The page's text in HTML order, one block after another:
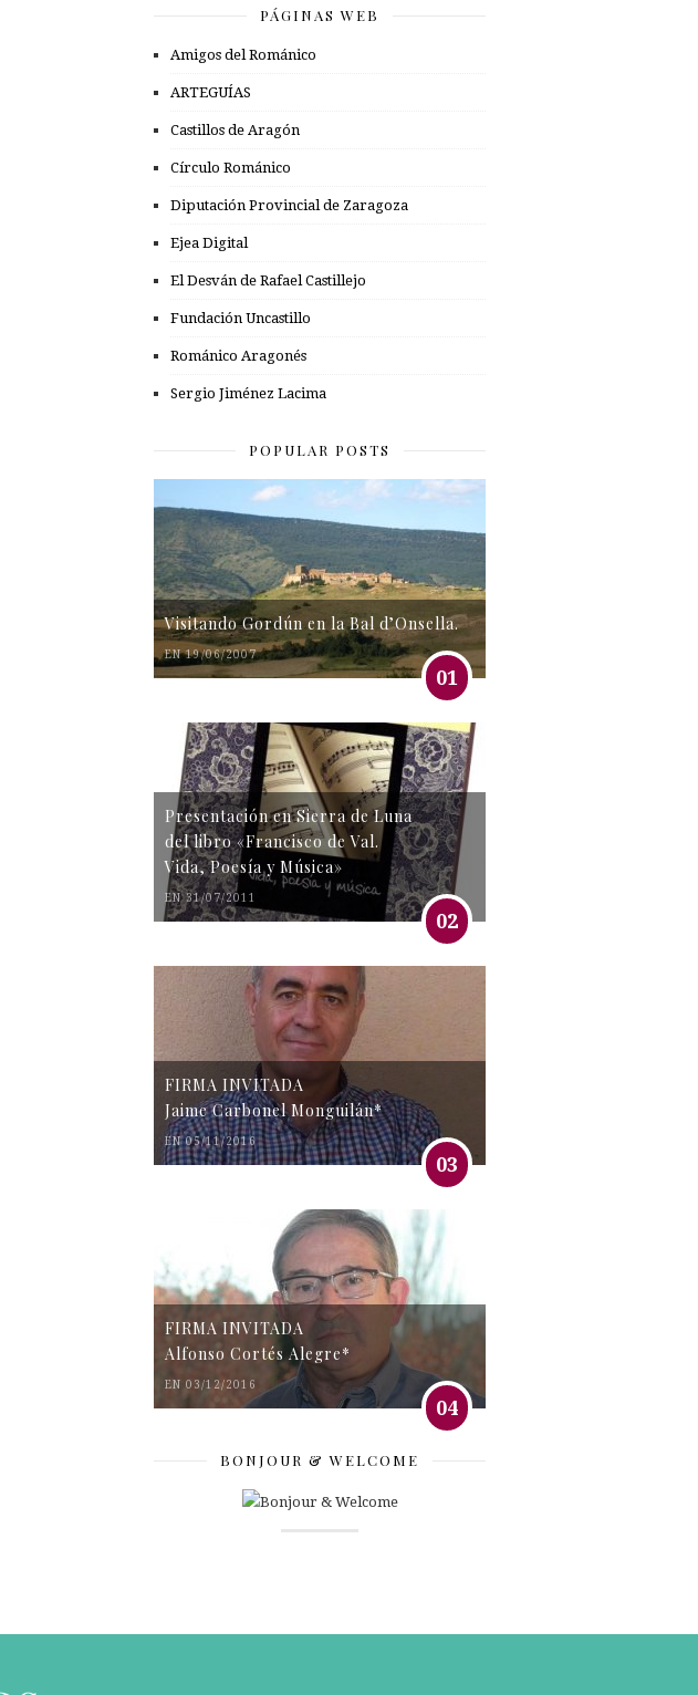
PÁGINAS WEB
Amigos del Románico
ARTEGUÍAS
Castillos de Aragón
Círculo Románico
Diputación Provincial de Zaragoza
Ejea Digital
El Desván de Rafael Castillejo
Fundación Uncastillo
Románico Aragonés
Sergio Jiménez Lacima
POPULAR POSTS
Visitando Gordún en la Bal d’Onsella.
EN 19/06/2007
01
Presentación en Sierra de Luna
del libro «Francisco de Val.
Vida, Poesía y Música»
EN 31/07/2011
02
FIRMA INVITADA
Jaime Carbonel Monguilán*
EN 05/11/2016
03
FIRMA INVITADA
Alfonso Cortés Alegre*
EN 03/12/2016
04
BONJOUR & WELCOME